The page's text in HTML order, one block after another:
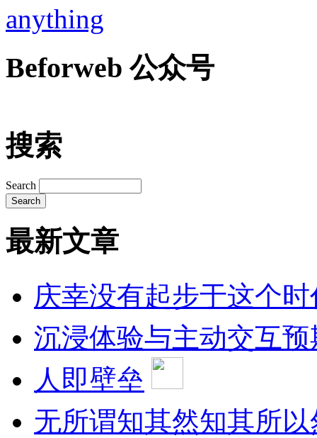
anything
Beforweb 公众号
搜索
Search
最新文章
庆幸没有起步于这个时
沉浸体验与主动交互预
人即壁垒
无所谓知其然知其所以